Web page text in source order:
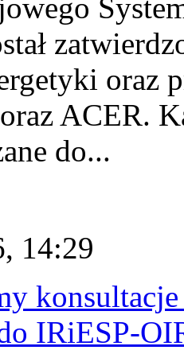
oraz
ACER.
do...
14:29
IRiESP-